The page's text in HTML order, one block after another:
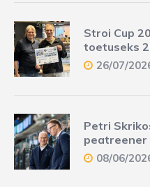
Stroi Cup
toetuseks
26/07/
Petri
peatreener
08/06/